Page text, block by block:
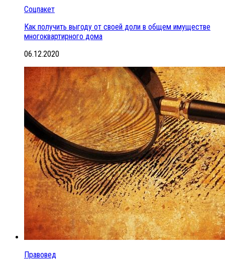
Соцпакет
Как получить выгоду от своей доли в общем имуществе
многоквартирного дома
06.12.2020
Правовед